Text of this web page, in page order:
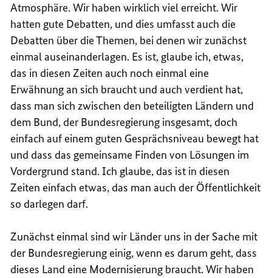
Atmosphäre. Wir haben wirklich viel erreicht. Wir
hatten gute Debatten, und dies umfasst auch die
Debatten über die Themen, bei denen wir zunächst
einmal auseinanderlagen. Es ist, glaube ich, etwas,
das in diesen Zeiten auch noch einmal eine
Erwähnung an sich braucht und auch verdient hat,
dass man sich zwischen den beteiligten Ländern und
dem Bund, der Bundesregierung insgesamt, doch
einfach auf einem guten Gesprächsniveau bewegt hat
und dass das gemeinsame Finden von Lösungen im
Vordergrund stand. Ich glaube, das ist in diesen
Zeiten einfach etwas, das man auch der Öffentlichkeit
so darlegen darf.
Zunächst einmal sind wir Länder uns in der Sache mit
der Bundesregierung einig, wenn es darum geht, dass
dieses Land eine Modernisierung braucht. Wir haben